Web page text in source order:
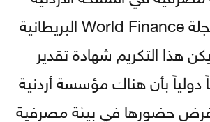
الهاشمية من مجلة World Finance البريطانية
هذا التكريم شهادة تقدير
دولياً بأن هناك مؤسسة أردنية
حضورها في بيئة مصرفية